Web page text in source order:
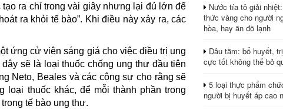
ra chỉ trong vài giây nhưng lại đủ lớn để
ra khỏi tế bào”. Khi điều này xảy ra, các
ứng cử viên sáng giá cho việc điều trị ung
sẽ là loại thuốc chống ung thư đầu tiên
Neto, Beales và các cộng sự cho rằng sẽ
thuốc khác, để mỗi thành phần trong
tế bào ung thư.
Nước tía tô giải
thức vàng cho người
hòa, hay ăn đồ lạnh
Dâu tằm: bổ huyết,
cực tốt không thể bỏ
5 loại thực phẩm
người bị huyết áp cao